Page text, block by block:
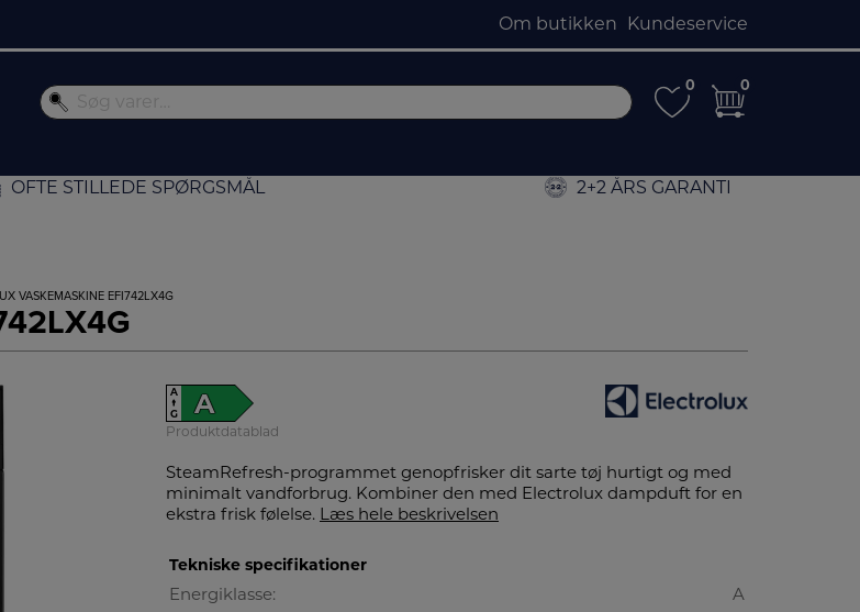
Om butikken Kundeservice
0
0 0
0
OFTE STILLEDE SPØRGSMÅL 2+2 ÅRS GARANTI
VASKEMASKINE EFI742LX4G
A
↑
G
A
Produktdatablad
SteamRefresh-programmet genopfrisker dit sarte tøj hurtigt og med
minimalt vandforbrug. Kombiner den med Electrolux dampduft for en
ekstra frisk følelse. Læs hele beskrivelsen
Tekniske specifikationer
Energiklasse:
A